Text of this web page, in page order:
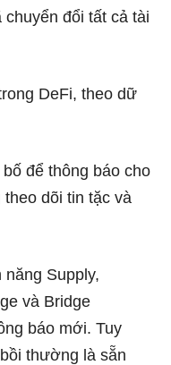
đổi tất cả tài
DeFi, theo dữ
bố để thông báo cho
dõi tin tặc và
Supply,
và Bridge
báo mới. Tuy
thường là sẵn